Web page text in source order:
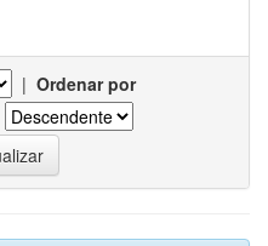
| Ordenar por